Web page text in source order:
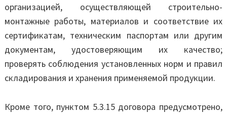
организацией, осуществляющей строительно-
монтажные работы, материалов и соответствие их
сертификатам, техническим паспортам или другим
документам, удостоверяющим их качество;
проверять соблюдения установленных норм и правил
складирования и хранения применяемой продукции.
Кроме того, пунктом 5.3.15 договора предусмотрено,